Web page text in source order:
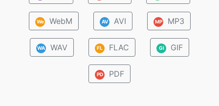
We WebM AV AVI MP MP3
WA WAV FL FLAC GI GIF
PD PDF